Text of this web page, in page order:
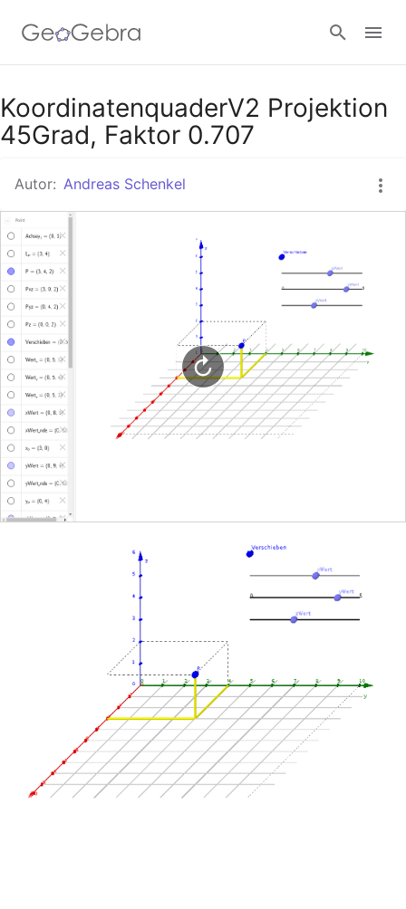
Google Classroom
KoordinatenquaderV2 Projektion
45Grad, Faktor 0.707
Autor: Andreas Schenkel